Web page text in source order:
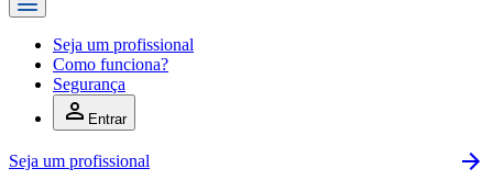
Seja um profissional
Como funciona?
Segurança
Entrar
Seja um profissional